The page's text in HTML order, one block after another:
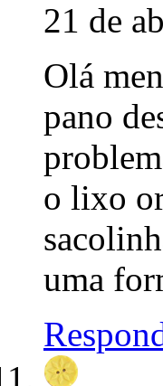
21 de
Olá
pano
o lixo
uma